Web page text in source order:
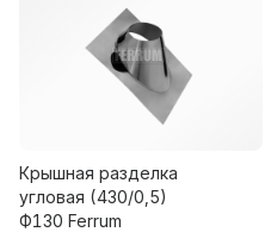
Крышная разделка
угловая (430/0,5)
Ф130 Ferrum